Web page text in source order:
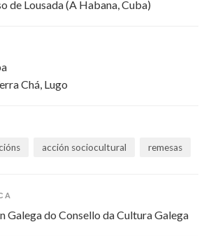
de Lousada (A Habana, Cuba)
Chá, Lugo
acción sociocultural remesas
Galega do Consello da Cultura Galega